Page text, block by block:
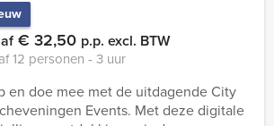
€ 32,50 p.p. excl. BTW
12 personen ‐ 3 uur
en doe mee met de uitdagende City
Events. Met deze digitale